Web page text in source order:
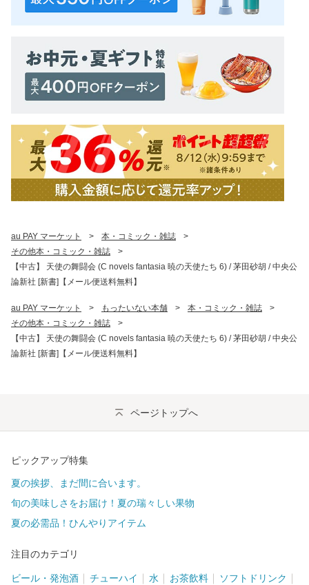
au PAY マーケット > 本・コミック・雑誌
>
その他本・コミック・雑誌
>
【中古】 天使の舞闘会 (C novels fantasia 暁の天使たち 6) / 茅田砂胡 / 中央公
論新社 [新書]【メール便送料無料】
au PAY マーケット > もったいない本舗 > 本・コミック・雑誌
>
その他本・コミック・雑誌
>
【中古】 天使の舞闘会 (C novels fantasia 暁の天使たち 6) / 茅田砂胡 / 中央公
論新社 [新書]【メール便送料無料】
ページトップへ
ピックアップ特集
夏の挨拶、まだ間に合います。
旬の美味しさをお届け！夏の瑞々しい果物
夏の必需品！ひんやりアイテム
注目のカテゴリ
ビール・発泡酒 チューハイ 水 お茶飲料 ソフトドリンク